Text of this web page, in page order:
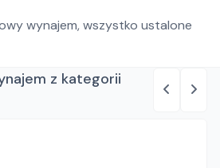
wynajem, wszystko ustalone
z kategorii